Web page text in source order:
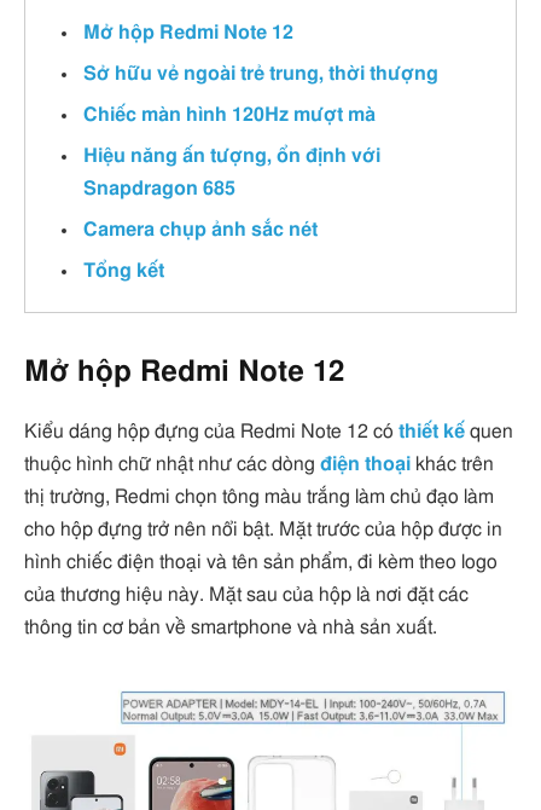
Mở hộp Redmi Note 12
Sở hữu vẻ ngoài trẻ trung, thời thượng
Chiếc màn hình 120Hz mượt mà
Hiệu năng ấn tượng, ổn định với
Snapdragon 685
Camera chụp ảnh sắc nét
Tổng kết
Mở hộp Redmi Note 12
Kiểu dáng hộp đựng của Redmi Note 12 có thiết kế quen
thuộc hình chữ nhật như các dòng điện thoại khác trên
thị trường, Redmi chọn tông màu trắng làm chủ đạo làm
cho hộp đựng trở nên nổi bật. Mặt trước của hộp được in
hình chiếc điện thoại và tên sản phẩm, đi kèm theo logo
của thương hiệu này. Mặt sau của hộp là nơi đặt các
thông tin cơ bản về smartphone và nhà sản xuất.